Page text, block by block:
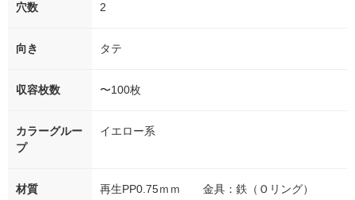
穴数 2
向き タテ
収容枚数 〜100枚
カラーグルー
プ
イエロー系
材質 再生PP0.75ｍｍ 金具：鉄（Ｏリング）